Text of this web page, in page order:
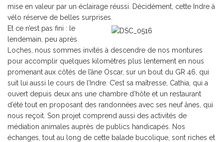
mise en valeur par un éclairage réussi. Décidément, cette Indre à
vélo réserve de belles surprises.
Et ce n’est pas fini : le
lendemain, peu après
Loches, nous sommes invités à descendre de nos montures
pour accomplir quelques kilomètres plus lentement en nous
promenant aux côtés de l’âne Oscar, sur un bout du GR 46, qui
suit lui aussi le cours de l’Indre. C’est sa maîtresse, Cathia, qui a
ouvert depuis deux ans une chambre d’hôte et un restaurant
d’été tout en proposant des randonnées avec ses neuf ânes, qui
nous reçoit. Son projet comprend aussi des activités de
médiation animales auprès de publics handicapés. Nos
échanges, tout au long de cette balade bucolique, sont riches et